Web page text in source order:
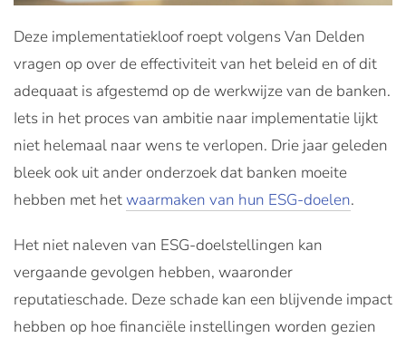
Deze implementatiekloof roept volgens Van Delden
vragen op over de effectiviteit van het beleid en of dit
adequaat is afgestemd op de werkwijze van de banken.
Iets in het proces van ambitie naar implementatie lijkt
niet helemaal naar wens te verlopen. Drie jaar geleden
bleek ook uit ander onderzoek dat banken moeite
hebben met hetwaarmaken van hun ESG-doelen.
Het niet naleven van ESG-doelstellingen kan
vergaande gevolgen hebben, waaronder
reputatieschade. Deze schade kan een blijvende impact
hebben op hoe financiële instellingen worden gezien